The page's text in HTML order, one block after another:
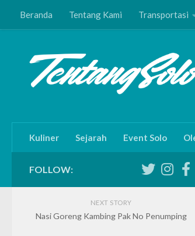
Skip to content
Beranda Tentang Kami Transportasi
Kuliner Sejarah Event Solo
FOLLOW:
NEXT STORY
Nasi Goreng Kambing Pak No Penumping